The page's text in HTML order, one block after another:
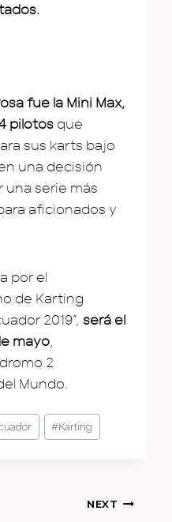
fue la Mini Max,
pilotos que
sus karts bajo
una decisión
serie más
aficionados y
por el
de Karting
2019”, será el
mayo
2
Mundo.
#Karting
NEXT